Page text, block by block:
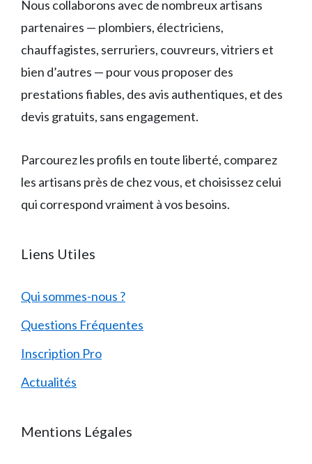
Nous collaborons avec de nombreux artisans
partenaires — plombiers, électriciens,
chauffagistes, serruriers, couvreurs, vitriers et
bien d’autres — pour vous proposer des
prestations fiables, des avis authentiques, et des
devis gratuits, sans engagement.
Parcourez les profils en toute liberté, comparez
les artisans près de chez vous, et choisissez celui
qui correspond vraiment à vos besoins.
Liens Utiles
Qui sommes-nous ?
Questions Fréquentes
Inscription Pro
Actualités
Mentions Légales